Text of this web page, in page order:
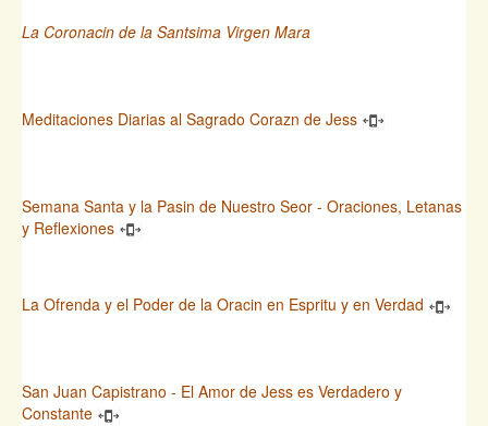
La Coronacin de la Santsima Virgen Mara
Meditaciones Diarias al Sagrado Corazn de Jess
Semana Santa y la Pasin de Nuestro Seor - Oraciones, Letanas
y Reflexiones
La Ofrenda y el Poder de la Oracin en Espritu y en Verdad
San Juan Capistrano - El Amor de Jess es Verdadero y
Constante